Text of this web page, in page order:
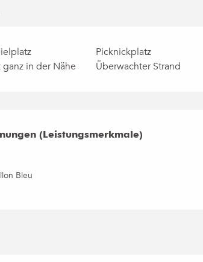
Picknickplatz
ganz in der Nähe
Überwachter Strand
(Leistungsmerkmale)
(Leistungsmerkmale)
Bleu